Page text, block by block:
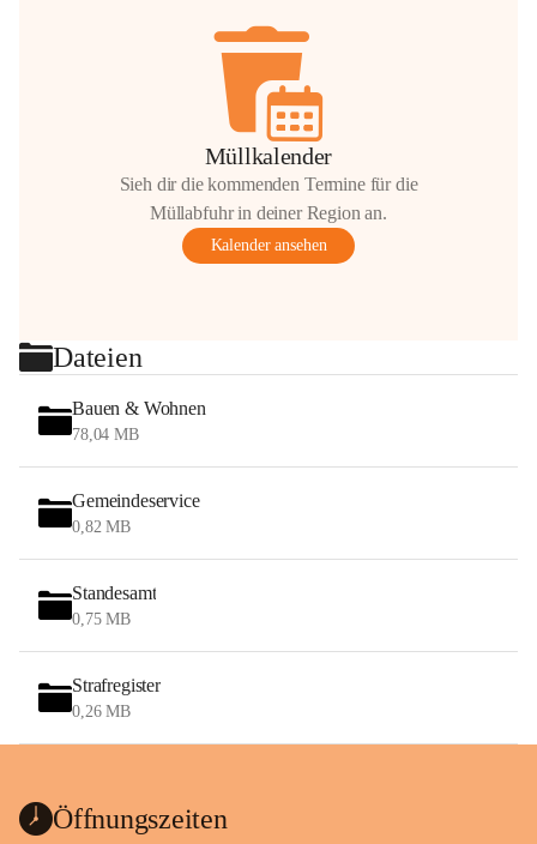
Müllkalender
Sieh dir die kommenden Termine für die
Müllabfuhr in deiner Region an.
Kalender ansehen
Dateien
Bauen & Wohnen
78,04 MB
Gemeindeservice
0,82 MB
Standesamt
0,75 MB
Strafregister
0,26 MB
Öffnungszeiten